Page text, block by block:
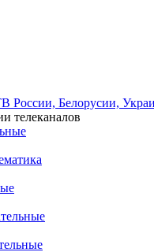
России, Белорусии,
телеканалов